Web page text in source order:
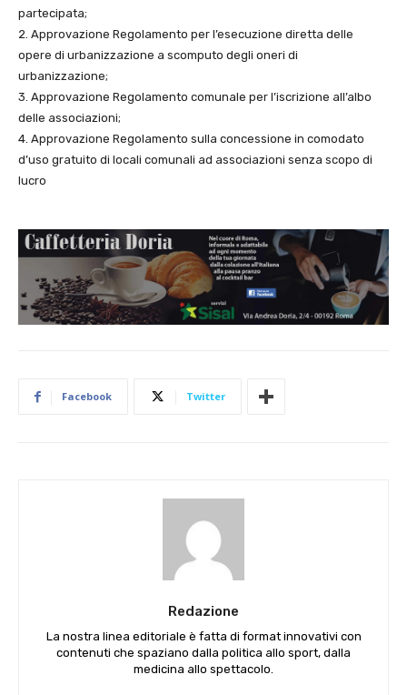
partecipata;
2. Approvazione Regolamento per l’esecuzione diretta delle
opere di urbanizzazione a scomputo degli oneri di
urbanizzazione;
3. Approvazione Regolamento comunale per l’iscrizione all’albo
delle associazioni;
4. Approvazione Regolamento sulla concessione in comodato
d’uso gratuito di locali comunali ad associazioni senza scopo di
lucro
Facebook Twitter
Redazione
La nostra linea editoriale è fatta di format innovativi con
contenuti che spaziano dalla politica allo sport, dalla
medicina allo spettacolo.